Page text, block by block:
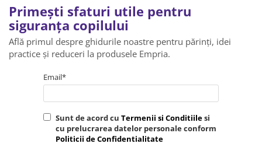
Primești sfaturi utile pentru
siguranța copilului
Află primul despre ghidurile noastre pentru părinți, idei
practice și reduceri la produsele Empria.
Email*
Sunt de acord cu Termenii si Conditiilesi
cu prelucrarea datelor personale conform
Politicii de Confidentialitate